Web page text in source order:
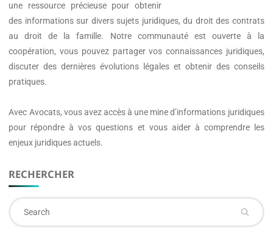
une ressource précieuse pour obtenir
des informations sur divers sujets juridiques, du droit des contrats
au droit de la famille. Notre communauté est ouverte à la
coopération, vous pouvez partager vos connaissances juridiques,
discuter des dernières évolutions légales et obtenir des conseils
pratiques.
Avec Avocats, vous avez accès à une mine d’informations juridiques
pour répondre à vos questions et vous aider à comprendre les
enjeux juridiques actuels.
RECHERCHER